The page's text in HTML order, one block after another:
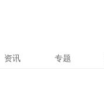
资讯 专题